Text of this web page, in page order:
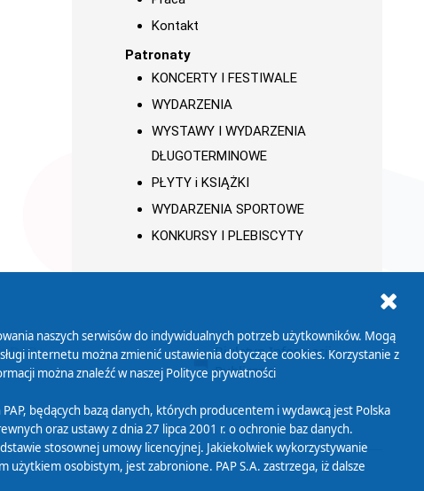
Kontakt
Patronaty
KONCERTY I FESTIWALE
WYDARZENIA
WYSTAWY I WYDARZENIA
DŁUGOTERMINOWE
PŁYTY i KSIĄŻKI
WYDARZENIA SPORTOWE
KONKURSY I PLEBISCYTY
DAB+
Biuletyn Informacji
Publicznej
naszych serwisów do indywidualnych potrzeb użytkowników. Mogą
internetu można zmienić ustawienia dotyczące cookies. Korzystanie z
można znaleźć w naszej Polityce prywatności
będących bazą danych, których producentem i wydawcą jest Polska
oraz ustawy z dnia 27 lipca 2001 r. o ochronie baz danych.
stosownej umowy licencyjnej. Jakiekolwiek wykorzystywanie
osobistym, jest zabronione. PAP S.A. zastrzega, iż dalsze